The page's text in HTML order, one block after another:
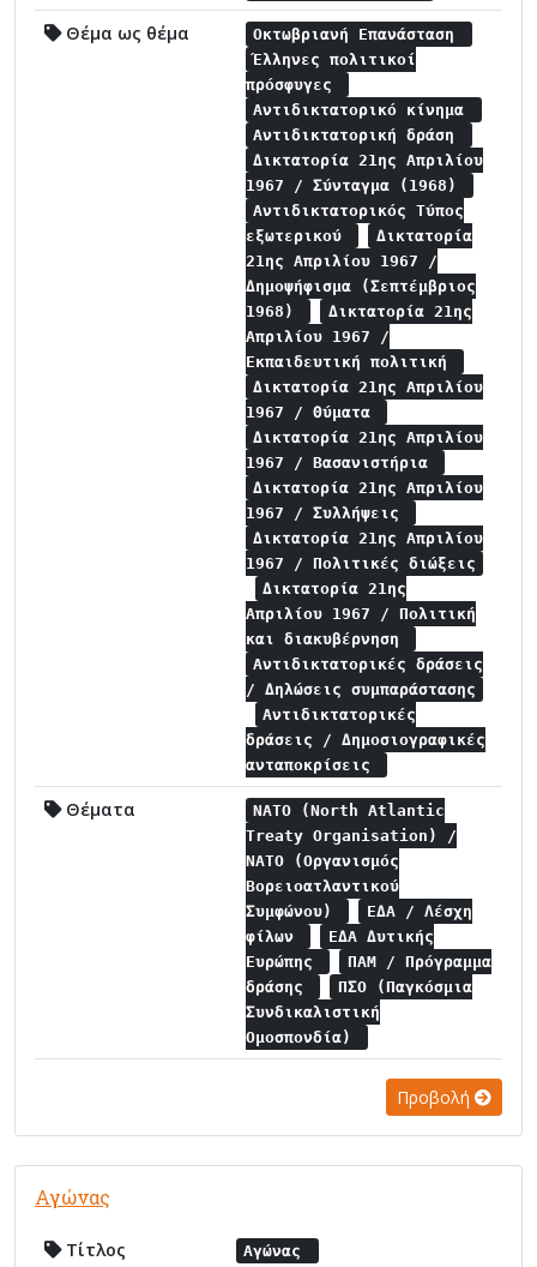
Θέμα ως θέμα
Οκτωβριανή Επανάσταση
Έλληνες πολιτικοί
πρόσφυγες
Αντιδικτατορικό κίνημα
Αντιδικτατορική δράση
Δικτατορία 21ης Απριλίου
1967 / Σύνταγμα (1968)
Αντιδικτατορικός Τύπος
εξωτερικού
Δικτατορία
21ης Απριλίου 1967 /
Δημοψήφισμα (Σεπτέμβριος
1968)
Δικτατορία 21ης
Απριλίου 1967 /
Εκπαιδευτική πολιτική
Δικτατορία 21ης Απριλίου
1967 / Θύματα
Δικτατορία 21ης Απριλίου
1967 / Βασανιστήρια
Δικτατορία 21ης Απριλίου
1967 / Συλλήψεις
Δικτατορία 21ης Απριλίου
1967 / Πολιτικές διώξεις
Δικτατορία 21ης
Απριλίου 1967 / Πολιτική
και διακυβέρνηση
Αντιδικτατορικές δράσεις
/ Δηλώσεις συμπαράστασης
Αντιδικτατορικές
δράσεις / Δημοσιογραφικές
ανταποκρίσεις
Θέματα
NATO (North Atlantic
Treaty Organisation) /
NATO (Οργανισμός
Βορειοατλαντικού
Συμφώνου)
ΕΔΑ / Λέσχη
φίλων
ΕΔΑ Δυτικής
Ευρώπης
ΠΑΜ / Πρόγραμμα
δράσης
ΠΣΟ (Παγκόσμια
Συνδικαλιστική
Ομοσπονδία)
Προβολή
Αγώνας
Τίτλος Αγώνας